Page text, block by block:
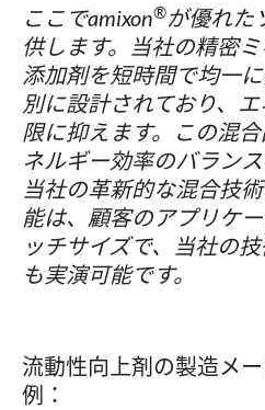
ここでamixon®が優れた
供します。当社の精密
添加剤を短時間で均一
別に設計されており、
限に抑えます。この混
ネルギー効率のバラン
当社の革新的な混合技
能は、顧客のアプリケ
ッチサイズで、当社の
も実演可能です。
流動性向上剤の製造メ
例：